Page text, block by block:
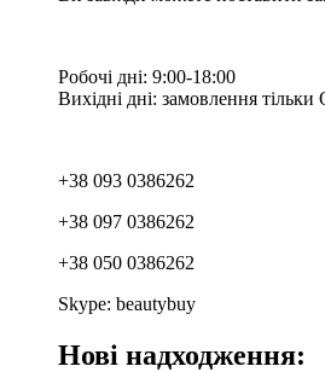
Робочі дні: 9:00-18:00
Вихідні дні: замовлення тільки
+38 093 0386262
+38 097 0386262
+38 050 0386262
Skype: beautybuy
Нові надходження: